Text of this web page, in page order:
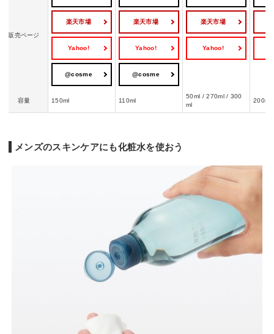
販売ページ
楽天市場
Yahoo!
@cosme
楽天市場
Yahoo!
@cosme
楽天市場
Yahoo!
容量 150ml 110ml
50ml / 270ml / 300
ml
200ml
メンズのスキンケアにも化粧水を使おう